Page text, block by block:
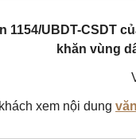
1154/UBDT-CSDT
khăn vùng
xem nội dung